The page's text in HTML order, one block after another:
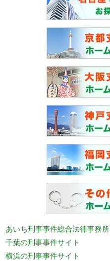
あいち刑事事件総合法律事務所
千葉の刑事事件サイト
横浜の刑事事件サイト